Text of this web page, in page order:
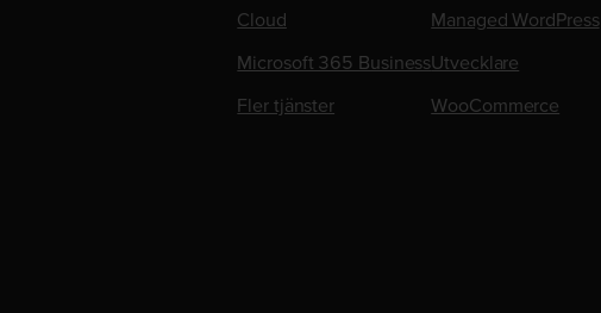
Cloud
Microsoft 365 Business
Fler tjänster
Managed WordPress
Utvecklare
WooCommerce